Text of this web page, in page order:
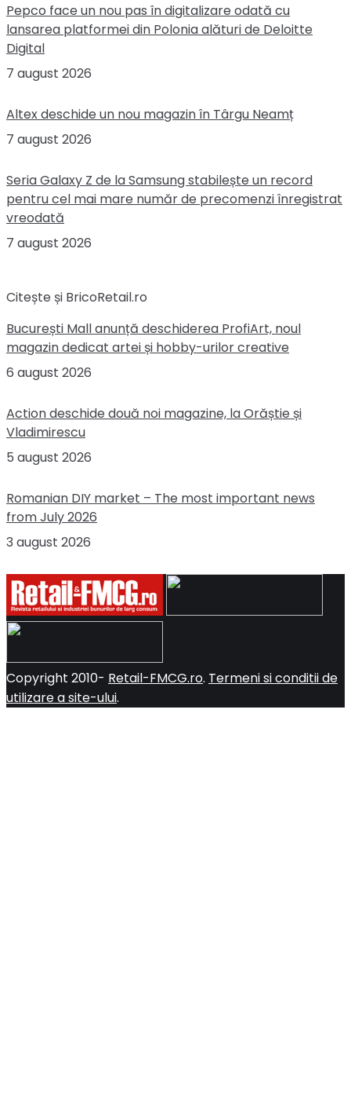
Pepco face un nou pas în digitalizare odată cu
lansarea platformei din Polonia alături de Deloitte
Digital
7 august 2026
Altex deschide un nou magazin în Târgu Neamț
7 august 2026
Seria Galaxy Z de la Samsung stabilește un record
pentru cel mai mare număr de precomenzi înregistrat
vreodată
7 august 2026
Citește și BricoRetail.ro
București Mall anunță deschiderea ProfiArt, noul
magazin dedicat artei și hobby-urilor creative
6 august 2026
Action deschide două noi magazine, la Orăștie și
Vladimirescu
5 august 2026
Romanian DIY market – The most important news
from July 2026
3 august 2026
Copyright 2010- Retail-FMCG.ro. Termeni si conditii de
utilizare a site-ului.